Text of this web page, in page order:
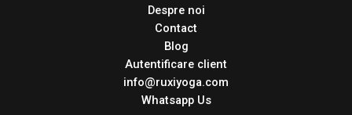
Despre noi
Contact
Blog
Autentificare client
info@ruxiyoga.com
Whatsapp Us